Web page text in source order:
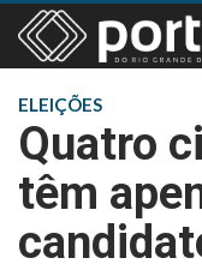
ELEIÇÕES
Quatro
têm